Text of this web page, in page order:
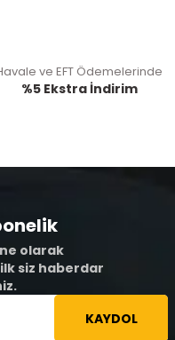
ve EFT Ödemelerinde
%5 Ekstra İndirim
olarak
siz haberdar
KAYDOL